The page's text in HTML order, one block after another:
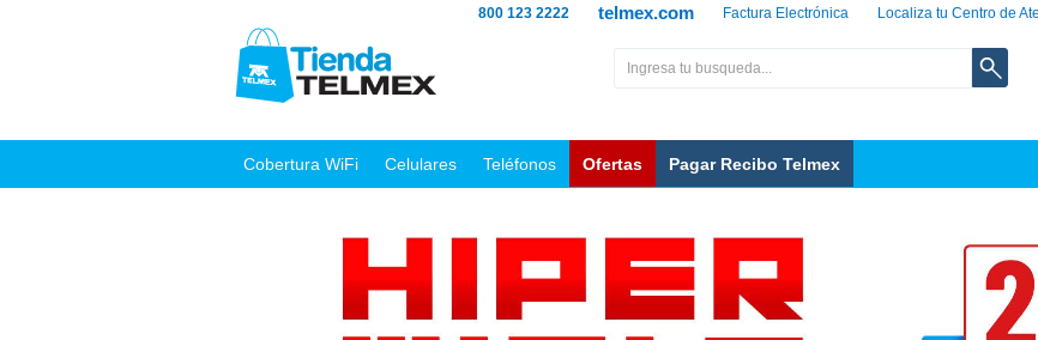
Localiza tu Centro de
Factura Electrónica
telmex.com
800 123 2222
Cobertura WiFi Celulares Teléfonos Ofertas Pagar Recibo Telmex